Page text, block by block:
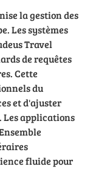
la gestion des
Les systèmes
Travel
de requêtes
Cette
du
et d'ajuster
Les applications
fluide pour